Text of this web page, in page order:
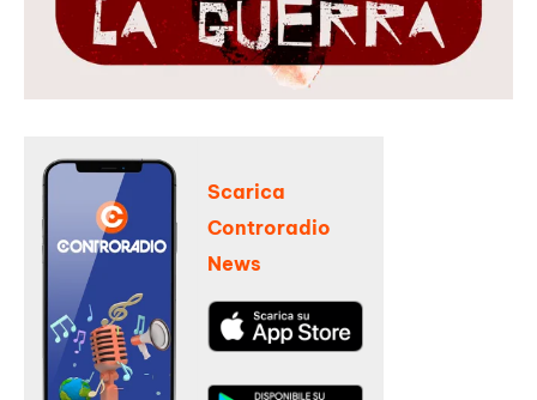
Scarica
Controradio
News